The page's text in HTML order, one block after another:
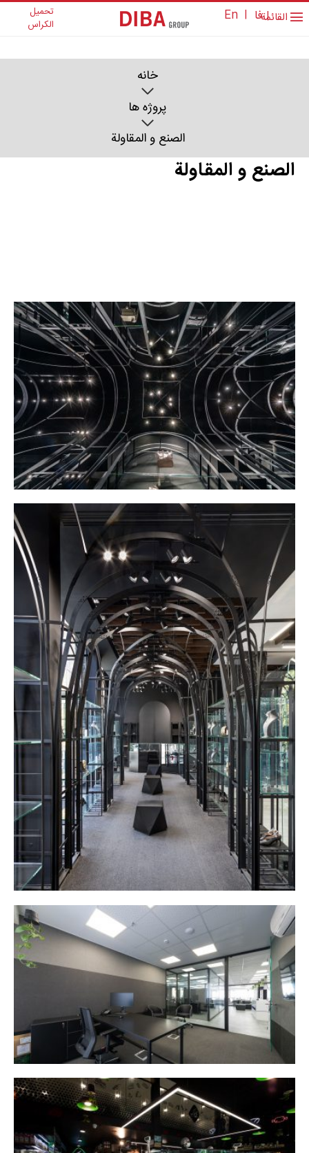
تحمیل
الکراس
القائمة
| فا |
En
خانه
پروژه ها
الصنع و المقاولة
الصنع و المقاولة